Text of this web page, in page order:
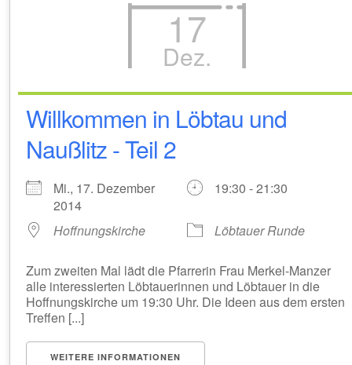
17
Dez.
Willkommen in Löbtau und
Naußlitz - Teil 2
Mi., 17. Dezember
2014
19:30 - 21:30
Hoffnungskirche Löbtauer Runde
Zum zweiten Mal lädt die Pfarrerin Frau Merkel-Manzer
alle interessierten Löbtauerinnen und Löbtauer in die
Hoffnungskirche um 19:30 Uhr. Die Ideen aus dem ersten
Treffen [...]
WEITERE INFORMATIONEN